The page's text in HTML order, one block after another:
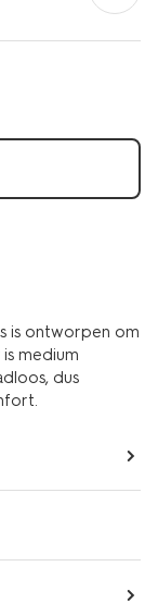
is ontworpen om
medium
dus